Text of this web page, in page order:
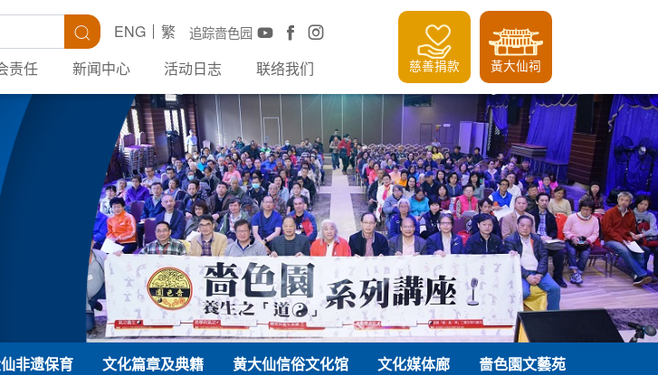
搜寻 追踪啬色园
ENG
繁
责任 新闻中心 活动日志 联络我们 慈善捐款 黃大仙祠
非遗保育 文化篇章及典籍 黄大仙信俗文化馆 文化媒体廊 嗇色園文藝苑